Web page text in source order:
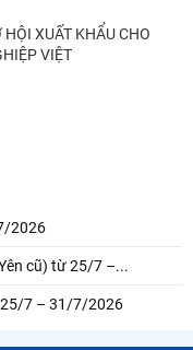
HỘI XUẤT KHẨU CHO
VIỆT
2026
cũ) từ 25/7 –...
25/7 – 31/7/2026